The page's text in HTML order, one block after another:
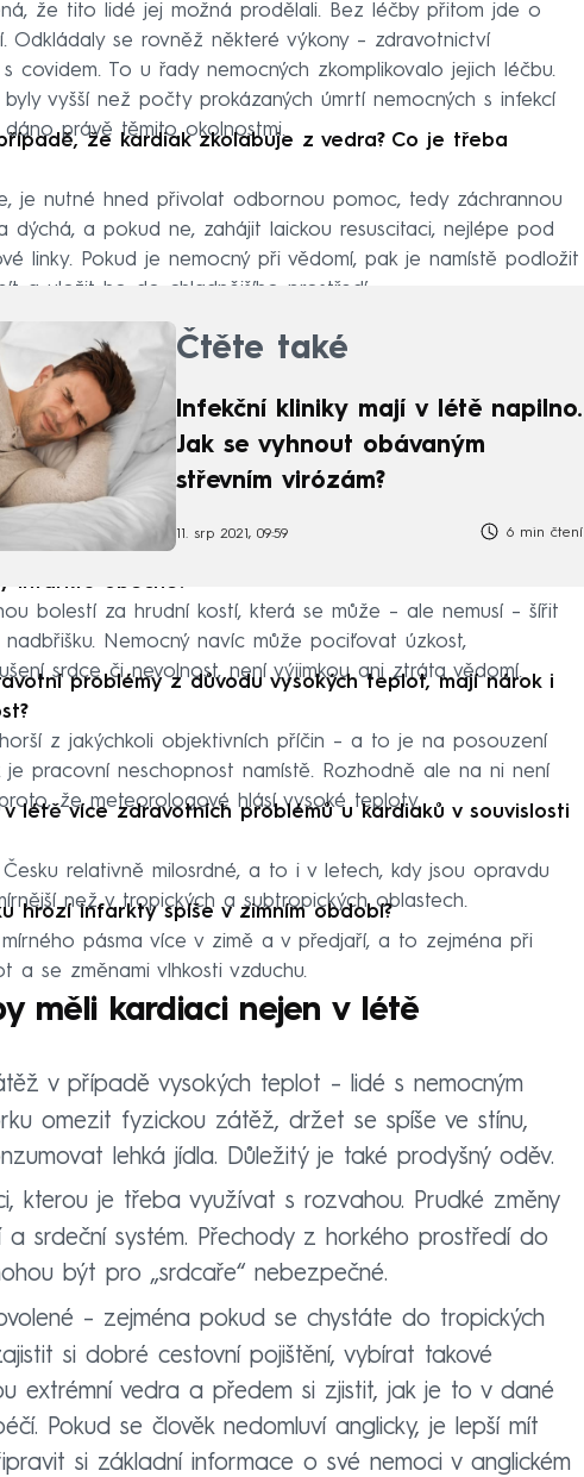
že tito lidé jej možná prodělali. Bez léčby přitom jde o
Odkládaly se rovněž některé výkony – zdravotnictví
covidem. To u řady nemocných zkomplikovalo jejich léčbu.
byly vyšší než počty prokázaných úmrtí nemocných s infekcí
právě těmito okolnostmi.
že kardiak zkolabuje z vedra? Co je třeba
je nutné hned přivolat odbornou pomoc, tedy záchrannou
dýchá, a pokud ne, zahájit laickou resuscitaci, nejlépe pod
linky. Pokud je nemocný při vědomí, pak je namístě podložit
a uložit ho do chladnějšího prostředí.
Čtěte také
Infekční kliniky mají v létě napilno.
Jak se vyhnout obávaným
střevním virózám?
11. srp 2021, 09:59 6 min čtení
infarktu obecně?
bolestí za hrudní kostí, která se může – ale nemusí – šířit
Nemocný navíc může pociťovat úzkost,
srdce či nevolnost, není výjimkou ani ztráta vědomí.
problémy z důvodu vysokých teplot, mají nárok i
z jakýchkoli objektivních příčin – a to je na posouzení
je pracovní neschopnost namístě. Rozhodně ale na ni není
že meteorologové hlásí vysoké teploty.
létě více zdravotních problémů u kardiaků v souvislosti
Česku relativně milosrdné, a to i v letech, kdy jsou opravdu
než v tropických a subtropických oblastech.
hrozí infarkty spíše v zimním období?
pásma více v zimě a v předjaří, a to zejména při
a se změnami vlhkosti vzduchu.
měli kardiaci nejen v létě
v případě vysokých teplot – lidé s nemocným
omezit fyzickou zátěž, držet se spíše ve stínu,
lehká jídla. Důležitý je také prodyšný oděv.
kterou je třeba využívat s rozvahou. Prudké změny
srdeční systém. Přechody z horkého prostředí do
být pro „srdcaře“ nebezpečné.
– zejména pokud se chystáte do tropických
si dobré cestovní pojištění, vybírat takové
extrémní vedra a předem si zjistit, jak je to v dané
Pokud se člověk nedomluví anglicky, je lepší mít
si základní informace o své nemoci v anglickém